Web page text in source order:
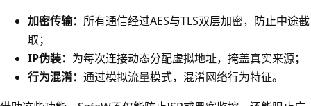
加密传输： 所有通信经过AES与TLS双层加密，防止中途截
取；
IP伪装： 为每次连接动态分配虚拟地址，掩盖真实来源；
行为混淆： 通过模拟流量模式，混淆网络行为特征。